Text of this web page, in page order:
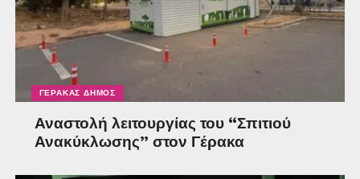
ΓΈΡΑΚΑΣ ΔΉΜΟΣ
Αναστολή λειτουργίας του “Σπιτιού
Ανακύκλωσης” στον Γέρακα